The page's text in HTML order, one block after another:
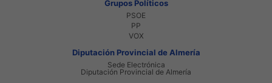
Grupos Políticos
PSOE
PP
VOX
Diputación Provincial de Almería
Sede Electrónica
Diputación Provincial de Almería